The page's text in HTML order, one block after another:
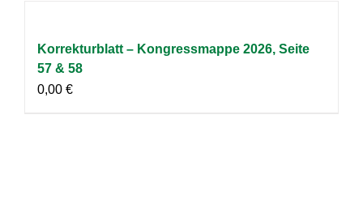
Korrekturblatt – Kongressmappe 2026, Seite
57 & 58
0,00 €